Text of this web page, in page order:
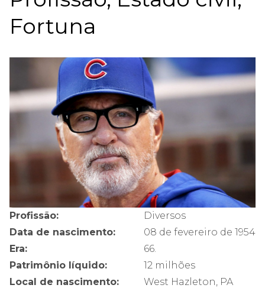
Fortuna
Profissão:
Diversos
Data de nascimento:
08 de fevereiro de 1954
Era:
66.
Patrimônio líquido:
12 milhões
Local de nascimento:
West Hazleton, PA